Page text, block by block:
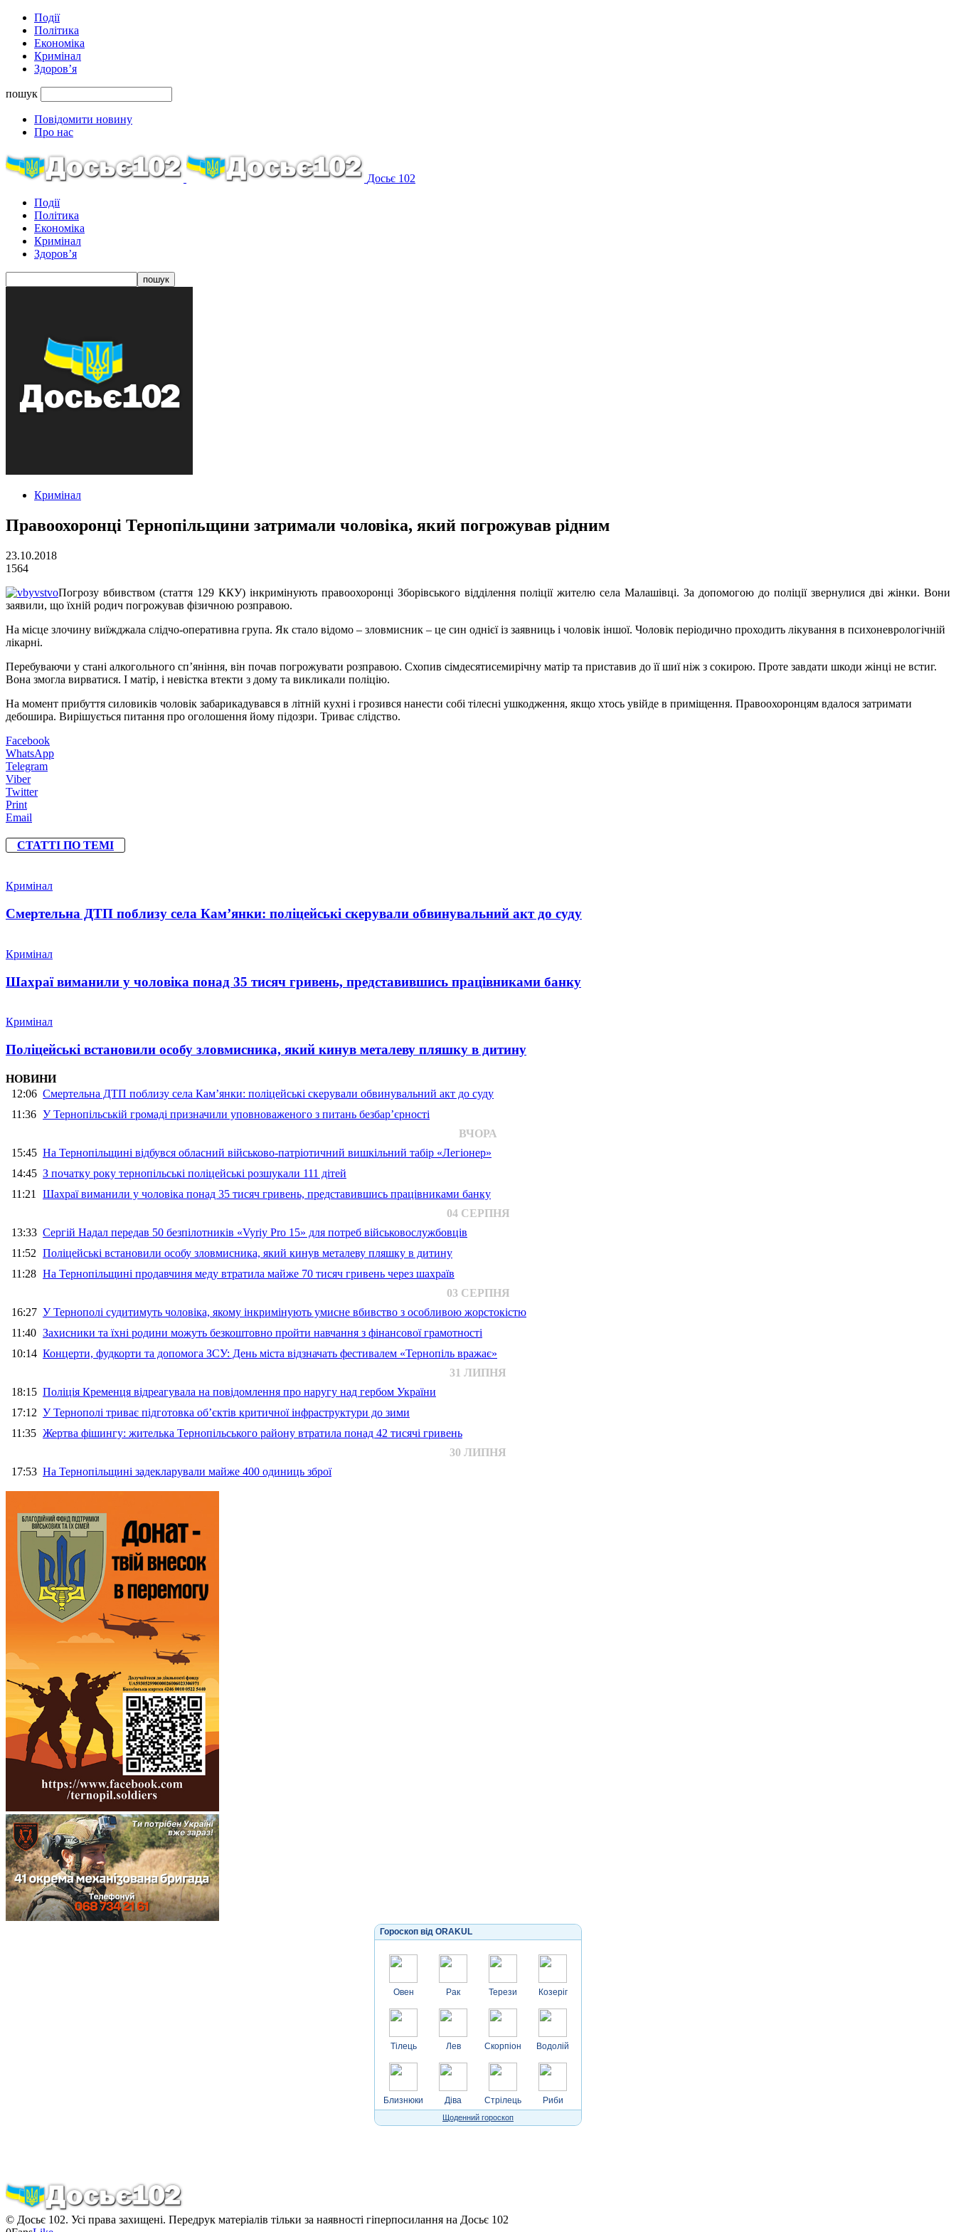
Події
Політика
Економіка
Кримінал
Здоров’я
пошук
Повідомити новину
Про нас
Досьє 102
Події
Політика
Економіка
Кримінал
Здоров’я
Кримінал
Правоохоронці Тернопільщини затримали чоловіка, який погрожував рідним
23.10.2018
1564
Погрозу вбивством (стаття 129 ККУ) інкримінують правоохоронці Зборівського відділення поліції жителю села Малашівці. За допомогою до поліції звернулися дві жінки. Вони
заявили, що їхній родич погрожував фізичною розправою.
На місце злочину виїжджала слідчо-оперативна група. Як стало відомо – зловмисник – це син однієї із заявниць і чоловік іншої. Чоловік періодично проходить лікування в психоневрологічній
лікарні.
Перебуваючи у стані алкогольного сп’яніння, він почав погрожувати розправою. Схопив сімдесятисемирічну матір та приставив до її шиї ніж з сокирою. Проте завдати шкоди жінці не встиг.
Вона змогла вирватися. І матір, і невістка втекти з дому та викликали поліцію.
На момент прибуття силовиків чоловік забарикадувався в літній кухні і грозився нанести собі тілесні ушкодження, якщо хтось увійде в приміщення. Правоохоронцям вдалося затримати
дебошира. Вирішується питання про оголошення йому підозри. Триває слідство.
Facebook
WhatsApp
Telegram
Viber
Twitter
Print
Email
СТАТТІ ПО ТЕМІ
Кримінал
Смертельна ДТП поблизу села Кам’янки: поліцейські скерували обвинувальний акт до суду
Кримінал
Шахраї виманили у чоловіка понад 35 тисяч гривень, представившись працівниками банку
Кримінал
Поліцейські встановили особу зловмисника, який кинув металеву пляшку в дитину
НОВИНИ
12:06 Смертельна ДТП поблизу села Кам’янки: поліцейські скерували обвинувальний акт до суду
11:36 У Тернопільській громаді призначили уповноваженого з питань безбар’єрності
ВЧОРА
15:45 На Тернопільщині відбувся обласний військово-патріотичний вишкільний табір «Легіонер»
14:45 З початку року тернопільські поліцейські розшукали 111 дітей
11:21 Шахраї виманили у чоловіка понад 35 тисяч гривень, представившись працівниками банку
04 СЕРПНЯ
13:33 Сергій Надал передав 50 безпілотників «Vyriy Pro 15» для потреб військовослужбовців
11:52 Поліцейські встановили особу зловмисника, який кинув металеву пляшку в дитину
11:28 На Тернопільщині продавчиня меду втратила майже 70 тисяч гривень через шахраїв
03 СЕРПНЯ
16:27 У Тернополі судитимуть чоловіка, якому інкримінують умисне вбивство з особливою жорстокістю
11:40 Захисники та їхні родини можуть безкоштовно пройти навчання з фінансової грамотності
10:14 Концерти, фудкорти та допомога ЗСУ: День міста відзначать фестивалем «Тернопіль вражає»
31 ЛИПНЯ
18:15 Поліція Кременця відреагувала на повідомлення про наругу над гербом України
17:12 У Тернополі триває підготовка об’єктів критичної інфраструктури до зими
11:35 Жертва фішингу: жителька Тернопільського району втратила понад 42 тисячі гривень
30 ЛИПНЯ
17:53 На Тернопільщині задекларували майже 400 одиниць зброї
Гороскоп від ORAKUL
Овен
Тілець
Близнюки
Рак
Лев
Діва
Терези
Скорпіон
Стрілець
Козеріг
Водолій
Риби
Щоденний гороскоп
© Досьє 102. Усі права захищені. Передрук матеріалів тільки за наявності гіперпосилання на Досьє 102